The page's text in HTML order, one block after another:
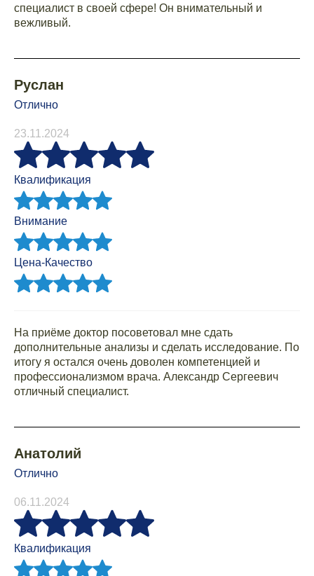
специалист в своей сфере! Он внимательный и
вежливый.
Руслан
Отлично
23.11.2024
Квалификация
Внимание
Цена-Качество
На приёме доктор посоветовал мне сдать
дополнительные анализы и сделать исследование. По
итогу я остался очень доволен компетенцией и
профессионализмом врача. Александр Сергеевич
отличный специалист.
Анатолий
Отлично
06.11.2024
Квалификация